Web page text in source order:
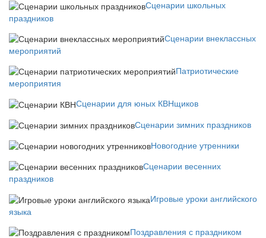
Сценарии школьных
праздников
Сценарии внеклассных
мероприятий
Патриотические
мероприятия
Сценарии для юных КВНщиков
Сценарии зимних праздников
Новогодние утренники
Сценарии весенних
праздников
Игровые уроки английского
языка
Поздравления с праздником